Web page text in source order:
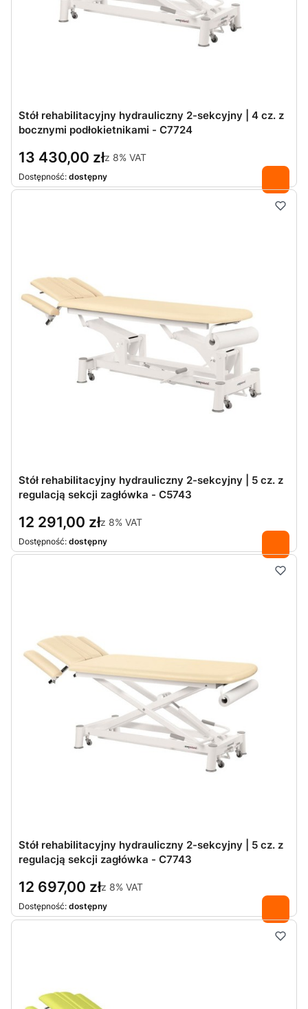
Stół rehabilitacyjny hydrauliczny 2-sekcyjny | 4 cz. z
bocznymi podłokietnikami - C7724
13 430,00 złz 8% VAT
Dostępność: dostępny
Stół rehabilitacyjny hydrauliczny 2-sekcyjny | 5 cz. z
regulacją sekcji zagłówka - C5743
12 291,00 złz 8% VAT
Dostępność: dostępny
Stół rehabilitacyjny hydrauliczny 2-sekcyjny | 5 cz. z
regulacją sekcji zagłówka - C7743
12 697,00 złz 8% VAT
Dostępność: dostępny